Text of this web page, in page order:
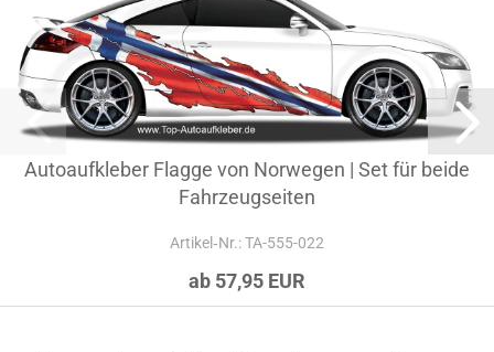
Autoaufkleber Flagge von Norwegen | Set für beide
Fahrzeugseiten
Artikel‑Nr.: TA-555-022
ab 57,95 EUR